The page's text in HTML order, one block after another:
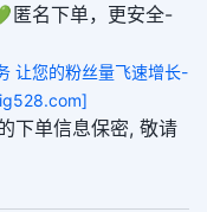
匿名下单，更安全-
让您的粉丝量飞速增长-
单信息保密, 敬请